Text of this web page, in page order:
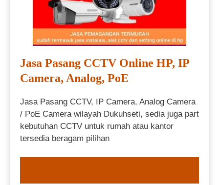
Jasa Pasang CCTV Online HP, IP
Camera, Analog, PoE
Jasa Pasang CCTV, IP Camera, Analog Camera
/ PoE Camera wilayah Dukuhseti, sedia juga part
kebutuhan CCTV untuk rumah atau kantor
tersedia beragam pilihan